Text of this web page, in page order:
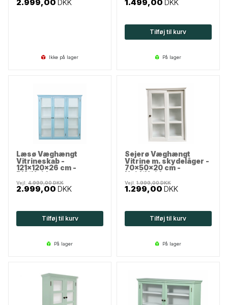
2.999,00 DKK
Ikke på lager
1.499,00 DKK
Tilføj til kurv
på lager
Læsø Væghængt
Vitrineskab -
121x120x26 cm -
Blå/Hvid
2.999,00 DKK
Vejl.4.999,00DKK
Tilføj til kurv
på lager
Sejerø Væghængt
Vitrine m. skydelåger -
70x50x20 cm -
Hvid/Hvid
1.299,00 DKK
Vejl. 1.999,00DKK
Tilføj til kurv
på lager